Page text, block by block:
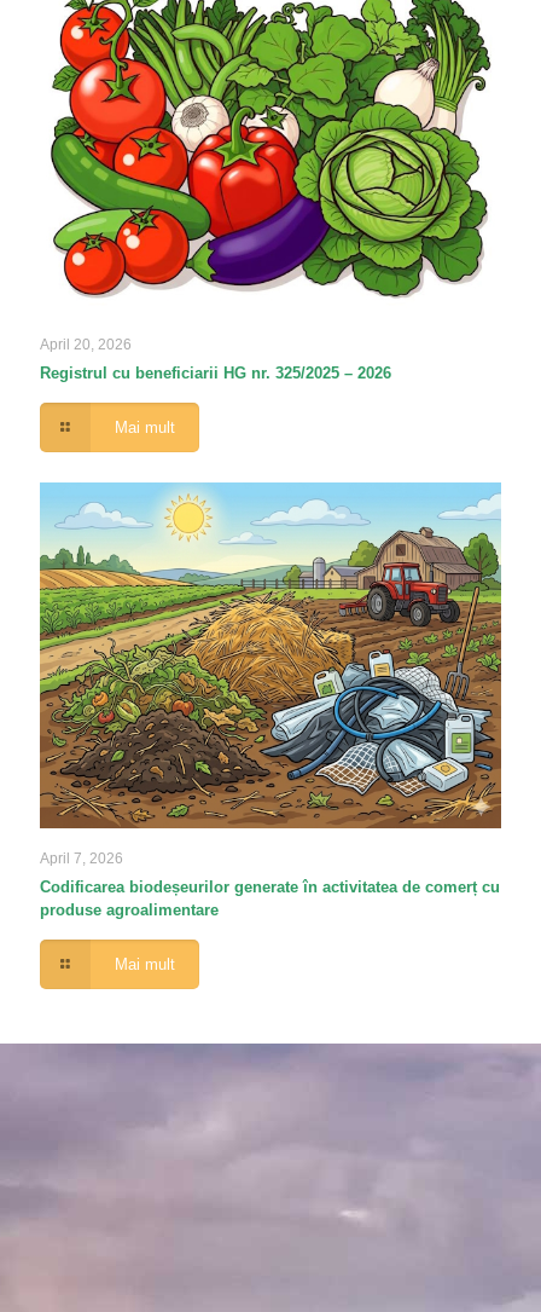
April 20, 2026
Registrul cu beneficiarii HG nr. 325/2025 – 2026
Mai mult
April 7, 2026
Codificarea biodeșeurilor generate în activitatea de comerț cu
produse agroalimentare
Mai mult